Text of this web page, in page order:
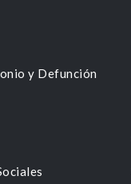
y Defunción